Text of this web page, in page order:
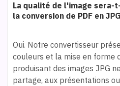
La qualité de l'image
la conversion de PDF en
Oui. Notre convertisseur
couleurs et la mise en forme
produisant des images JPG
partage, aux présentations